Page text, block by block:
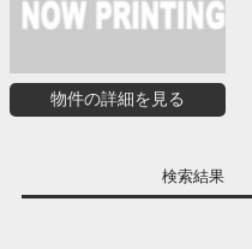
物件の詳細を見る
検索結果